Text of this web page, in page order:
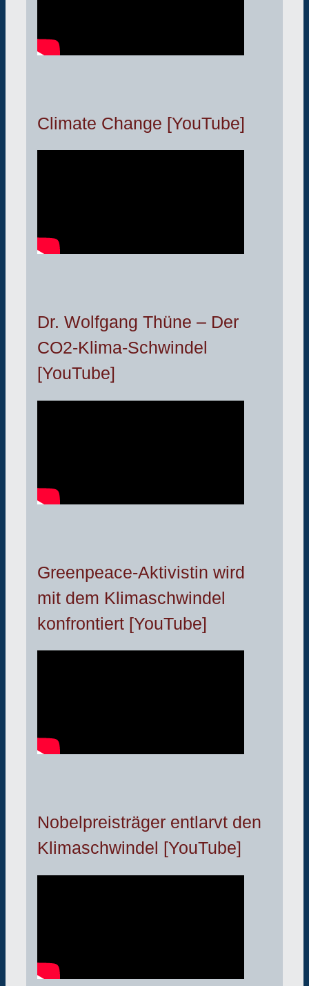
Climate Change [YouTube]
Dr. Wolfgang Thüne – Der
CO2-Klima-Schwindel
[YouTube]
Greenpeace-Aktivistin wird
mit dem Klimaschwindel
konfrontiert [YouTube]
Nobelpreisträger entlarvt den
Klimaschwindel [YouTube]